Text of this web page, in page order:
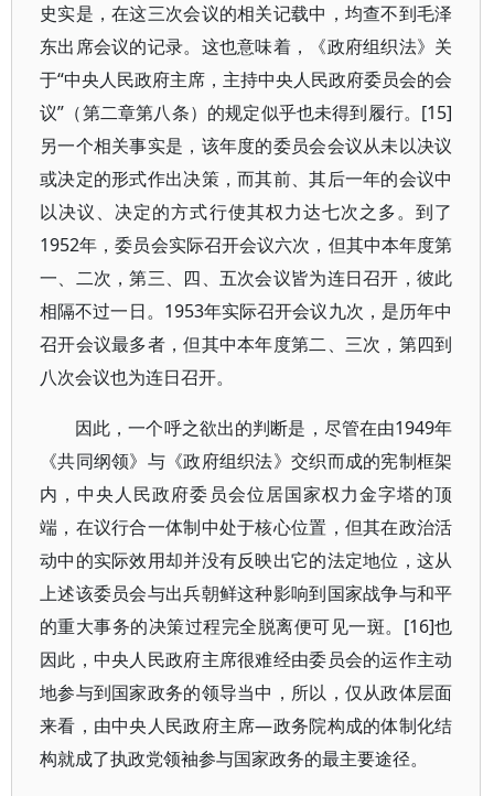
史实是，在这三次会议的相关记载中，均查不到毛泽
东出席会议的记录。这也意味着，《政府组织法》关
于“中央人民政府主席，主持中央人民政府委员会的会
议”（第二章第八条）的规定似乎也未得到履行。[15]
另一个相关事实是，该年度的委员会会议从未以决议
或决定的形式作出决策，而其前、其后一年的会议中
以决议、决定的方式行使其权力达七次之多。到了
1952年，委员会实际召开会议六次，但其中本年度第
一、二次，第三、四、五次会议皆为连日召开，彼此
相隔不过一日。1953年实际召开会议九次，是历年中
召开会议最多者，但其中本年度第二、三次，第四到
八次会议也为连日召开。
因此，一个呼之欲出的判断是，尽管在由1949年
《共同纲领》与《政府组织法》交织而成的宪制框架
内，中央人民政府委员会位居国家权力金字塔的顶
端，在议行合一体制中处于核心位置，但其在政治活
动中的实际效用却并没有反映出它的法定地位，这从
上述该委员会与出兵朝鲜这种影响到国家战争与和平
的重大事务的决策过程完全脱离便可见一斑。[16]也
因此，中央人民政府主席很难经由委员会的运作主动
地参与到国家政务的领导当中，所以，仅从政体层面
来看，由中央人民政府主席—政务院构成的体制化结
构就成了执政党领袖参与国家政务的最主要途径。